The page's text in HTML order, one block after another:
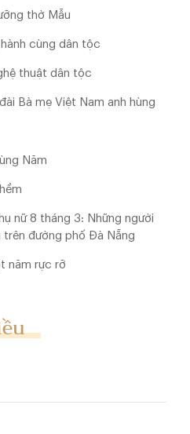
thờ Mẫu
cùng dân tộc
thuật dân tộc
Bà mẹ Việt Nam anh hùng
Năm
nữ 8 tháng 3: Những người
trên đường phố Đà Nẵng
năm rực rỡ